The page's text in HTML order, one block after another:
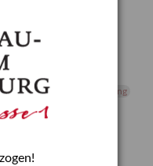
Museen
Schlossberg
Asta Gröting
Blätter"
Depot